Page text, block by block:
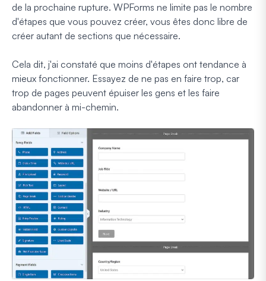
de la prochaine rupture. WPForms ne limite pas le nombre
d'étapes que vous pouvez créer, vous êtes donc libre de
créer autant de sections que nécessaire.
Cela dit, j'ai constaté que moins d'étapes ont tendance à
mieux fonctionner. Essayez de ne pas en faire trop, car
trop de pages peuvent épuiser les gens et les faire
abandonner à mi-chemin.